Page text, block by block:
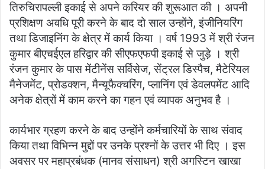
तिरुचिरापल्ली इकाई से अपने करियर की शुरूआत की । अपनी
प्रशिक्षण अवधि पूरी करने के बाद दो साल उन्होंने, इंजीनियरिंग
तथा डिजाइनिंग के क्षेत्र में कार्य किया । वर्ष 1993 में श्री रंजन
कुमार बीएचईएल हरिद्वार की सीएफएफपी इकाई से जुड़े । श्री
रंजन कुमार के पास मेंटीनेंस सर्विसेज, सेंट्रल डिस्पैच, मैटेरियल
मैनेजमेंट, प्रोडक्शन, मैन्यूफैक्चरिंग, प्लानिंग एवं डेवलपमेंट आदि
अनेक क्षेत्रों में काम करने का गहन एवं व्यापक अनुभव है ।
कार्यभार ग्रहण करने के बाद उन्होंने कर्मचारियों के साथ संवाद
किया तथा विभिन्न मुद्दों पर उनके प्रश्नों के उत्तर भी दिए । इस
अवसर पर महाप्रबंधक (मानव संसाधन) श्री अगस्टिन खाखा